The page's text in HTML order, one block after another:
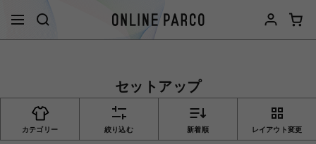
セットアップ
カテゴリー 絞り込む 新着順 レイアウト変更